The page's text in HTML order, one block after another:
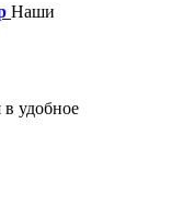
Наши
удобное